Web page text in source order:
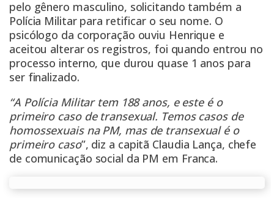
pelo gênero masculino, solicitando também a
Polícia Militar para retificar o seu nome. O
psicólogo da corporação ouviu Henrique e
aceitou alterar os registros, foi quando entrou no
processo interno, que durou quase 1 anos para
ser finalizado.
“A Polícia Militar tem 188 anos, e este é o
primeiro caso de transexual. Temos casos de
homossexuais na PM, mas de transexual é o
primeiro caso”, diz a capitã Claudia Lança, chefe
de comunicação social da PM em Franca.